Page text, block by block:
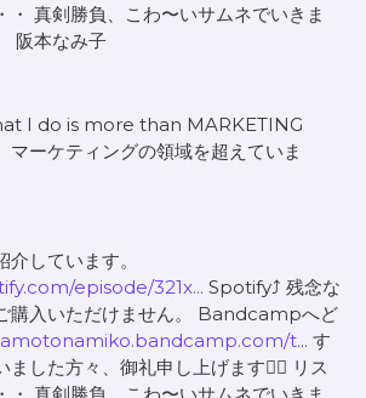
・ 真剣勝負、こわ〜いサムネでいきま
阪本なみ子
I do is more than MARKETING
マーケティングの領域を超えていま
しています。
episode/321x... Spotify⤴️ 残念な
購入いただけません。 Bandcampへど
t... す
ました方々、御礼申し上げます🙇‍♀️ リス